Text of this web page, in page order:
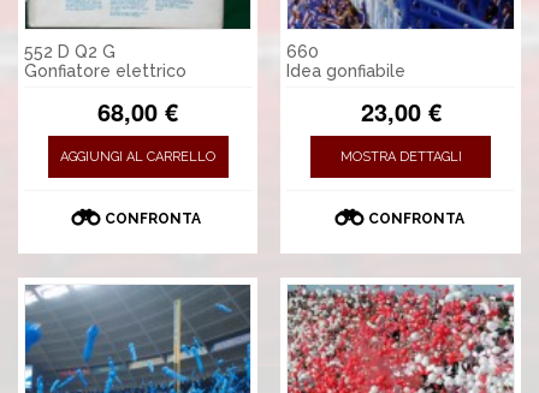
552 D Q2 G
Gonfiatore elettrico
68,00 €
AGGIUNGI AL CARRELLO
CONFRONTA
660
Idea gonfiabile
23,00 €
MOSTRA DETTAGLI
CONFRONTA